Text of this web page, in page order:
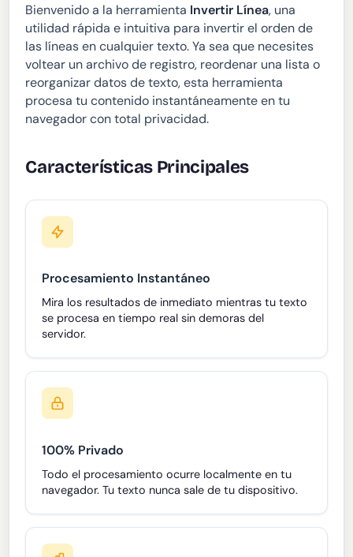
Bienvenido a la herramienta Invertir Línea, una
utilidad rápida e intuitiva para invertir el orden de
las líneas en cualquier texto. Ya sea que necesites
voltear un archivo de registro, reordenar una lista o
reorganizar datos de texto, esta herramienta
procesa tu contenido instantáneamente en tu
navegador con total privacidad.
Características Principales
Procesamiento Instantáneo
Mira los resultados de inmediato mientras tu texto
se procesa en tiempo real sin demoras del
servidor.
100% Privado
Todo el procesamiento ocurre localmente en tu
navegador. Tu texto nunca sale de tu dispositivo.